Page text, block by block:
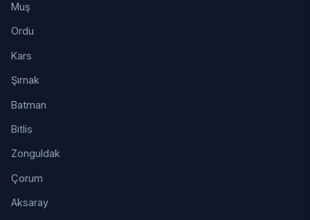
Muş
Ordu
Kars
Şırnak
Batman
Bitlis
Zonguldak
Çorum
Aksaray